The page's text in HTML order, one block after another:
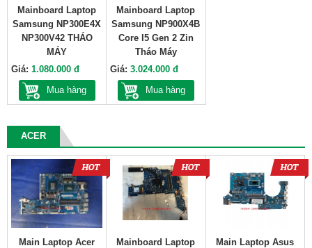
Mainboard Laptop
Samsung NP300E4X
NP300V42 THÁO
MÁY
Giá: 1.080.000 đ
Mua hàng
Mainboard Laptop
Samsung NP900X4B
Core I5 Gen 2 Zin
Tháo Máy
Giá:3.024.000 đ
Mua hàng
ACER
Main Laptop Acer
Mainboard Laptop
Main Laptop Asus